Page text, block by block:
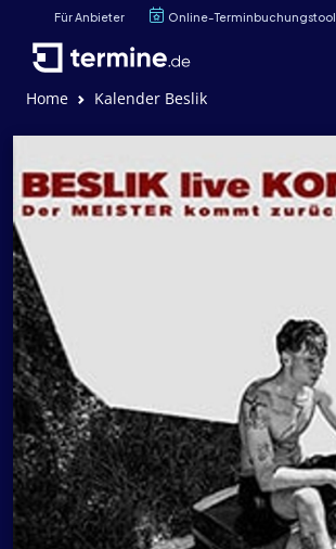
Für Anbieter Online-Terminbuchungstool
Home Kalender Beslik